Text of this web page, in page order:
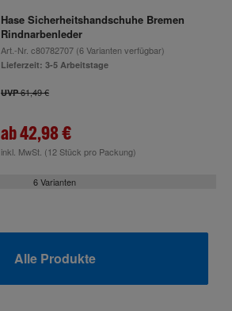
Hase Sicherheitshandschuhe Bremen
Rindnarbenleder
Art.-Nr. c80782707(6 Varianten verfügbar)
Lieferzeit: 3-5 Arbeitstage
UVP61,49 €
ab42,98 €
inkl. MwSt. (12 Stück pro Packung)
6 Varianten
Alle Produkte